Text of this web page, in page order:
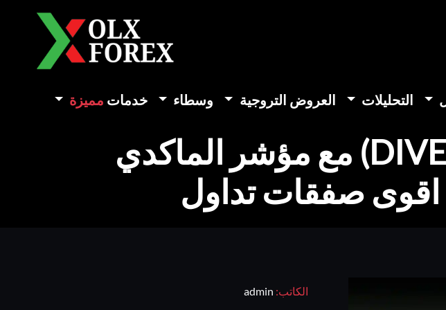
التحليلات العروض التروجية وسطاء خدمات مميزة
دمج الدايفرجنس (DIVERGENCE) مع مؤشر الماكدي
الكاتب: